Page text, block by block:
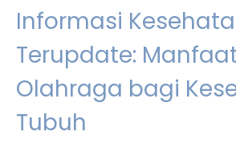
Informasi
Terupdate:
Olahraga bagi
Tubuh